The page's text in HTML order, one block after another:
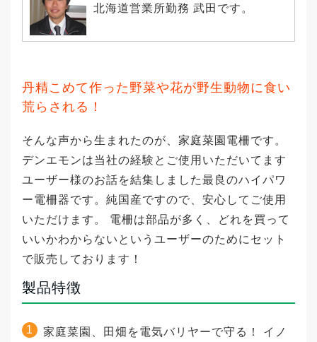
北海道営業所勤務 武田です。
丹精こめて作った野菜や花が野生動物に食い
荒らされる！
そんな声から生まれたのが、家庭菜園電柵です。
デンエモンは当社の経験とご使用いただいてます
ユーザー様のお話を結集しました最良のハイパワ
ー電柵器です。純国産ですので、安心してご使用
いただけます。 電柵は部品が多く、どれを買って
いいかわからないというユーザーのためにセット
で販売しております！
製品特徴
家庭菜園、田畑を電気バリヤーで守る！ イノ